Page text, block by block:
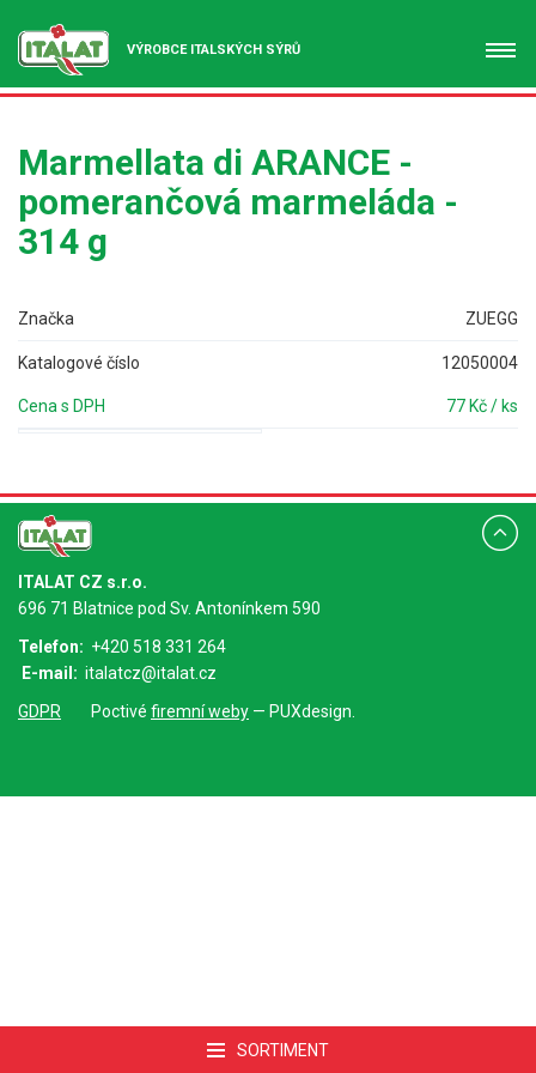
VÝROBCE ITALSKÝCH SÝRŮ
SORTIMENT
Marmellata di ARANCE -
pomerančová marmeláda -
314 g
Značka ZUEGG
Katalogové číslo 12050004
Cena s DPH 77 Kč / ks
ITALAT CZ s.r.o.
696 71 Blatnice pod Sv. Antonínkem 590
Telefon: +420 518 331 264
E-mail: italatcz@italat.cz
GDPR
Poctivé firemní weby — PUXdesign.